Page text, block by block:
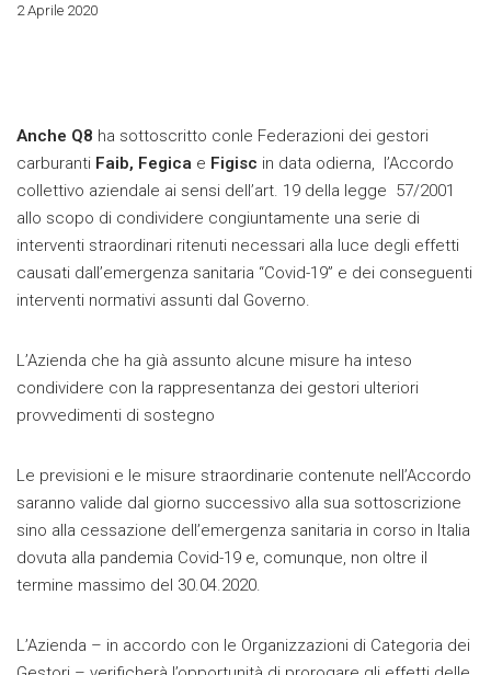
2 Aprile 2020
Anche Q8 ha sottoscritto conle Federazioni dei gestori
carburanti Faib, Fegica e Figisc in data odierna, l’Accordo
collettivo aziendale ai sensi dell’art. 19 della legge 57/2001
allo scopo di condividere congiuntamente una serie di
interventi straordinari ritenuti necessari alla luce degli effetti
causati dall’emergenza sanitaria “Covid-19” e dei conseguenti
interventi normativi assunti dal Governo.
L’Azienda che ha già assunto alcune misure ha inteso
condividere con la rappresentanza dei gestori ulteriori
provvedimenti di sostegno
Le previsioni e le misure straordinarie contenute nell’Accordo
saranno valide dal giorno successivo alla sua sottoscrizione
sino alla cessazione dell’emergenza sanitaria in corso in Italia
dovuta alla pandemia Covid-19 e, comunque, non oltre il
termine massimo del 30.04.2020.
L’Azienda – in accordo con le Organizzazioni di Categoria dei